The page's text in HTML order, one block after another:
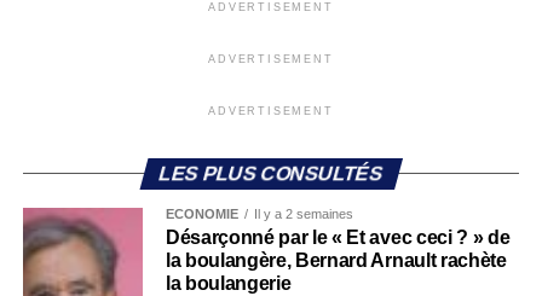
ADVERTISEMENT
ADVERTISEMENT
ADVERTISEMENT
LES PLUS CONSULTÉS
ECONOMIE Il y a 2 semaines
Désarçonné par le « Et avec ceci ? » de
la boulangère, Bernard Arnault rachète
la boulangerie